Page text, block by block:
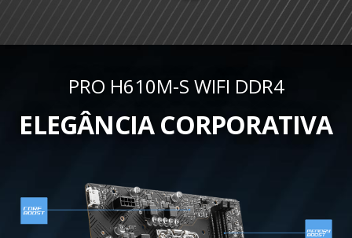
PRO H610M-S WIFI DDR4
ELEGÂNCIA CORPORATIVA